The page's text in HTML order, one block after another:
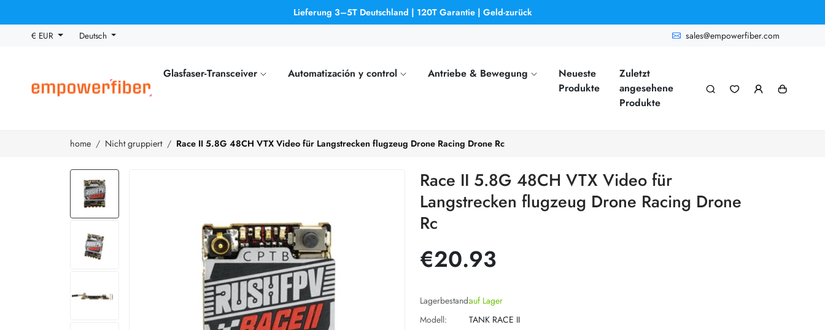
Lieferung 3–5T Deutschland | 120T Garantie | Geld-zurück
€ EUR
Deutsch sales@empowerfiber.com
Glasfaser-Transceiver Automatización y control Antriebe & Bewegung
Neueste
Produkte
Zuletzt
angesehene
Produkte
home Nicht gruppiert Race II 5.8G 48CH VTX Video für Langstrecken flugzeug Drone Racing Drone Rc
Race II 5.8G 48CH VTX Video für
Langstrecken flugzeug Drone Racing Drone
Rc
€20.93
Lagerbestand:auf Lager
Modell:
TANK RACE II